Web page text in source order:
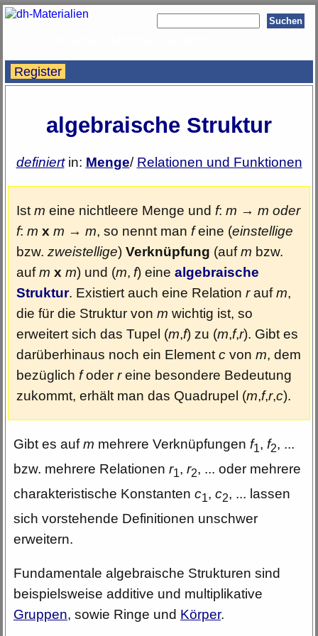
Register
algebraische Struktur
definiertin: Menge/ Relationen und Funktionen
Ist m eine nichtleere Menge und f: m → m oder
f: m x m → m, so nennt man feine (einstellige
bzw. zweistellige) Verknüpfung (aufm bzw.
aufm x m) und (m, f) eine algebraische
Struktur. Existiert auch eine Relation raufm,
die für die Struktur von m wichtig ist, so
erweitert sich das Tupel (m,f) zu (m,f,r). Gibt es
darüberhinaus noch ein Element c von m, dem
bezüglich foder reine besondere Bedeutung
zukommt, erhält man das Quadrupel (m,f,r,c).
Gibt es aufm mehrere Verknüpfungen f1, f2, ...
bzw. mehrere Relationen r1, r2, ... oder mehrere
charakteristische Konstanten c1, c2, ... lassen
sich vorstehende Definitionen unschwer
erweitern.
Fundamentale algebraische Strukturen sind
beispielsweise additive und multiplikative
Gruppen, sowie Ringe und Körper.